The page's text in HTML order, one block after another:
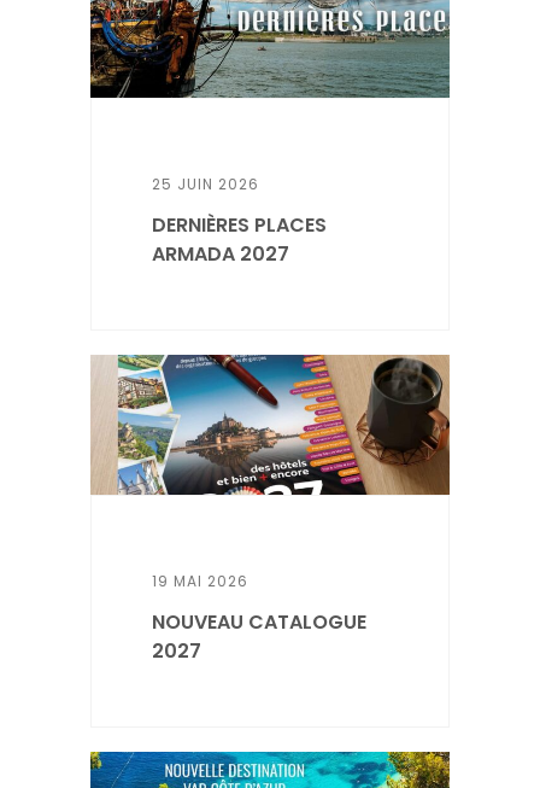
25 JUIN 2026
DERNIÈRES PLACES
ARMADA 2027
19 MAI 2026
NOUVEAU CATALOGUE
2027